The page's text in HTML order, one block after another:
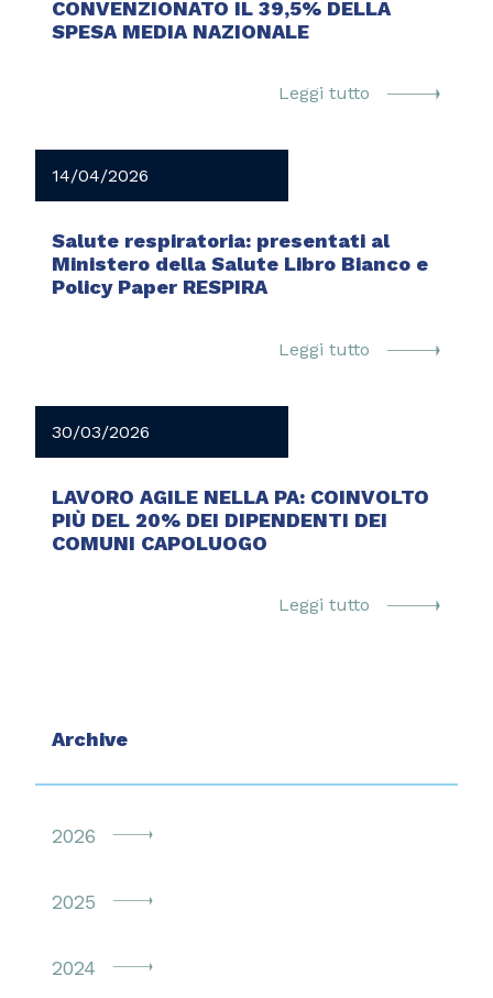
CONVENZIONATO IL 39,5% DELLA
SPESA MEDIA NAZIONALE
Leggi tutto
14/04/2026
Salute respiratoria: presentati al
Ministero della Salute Libro Bianco e
Policy Paper RESPIRA
Leggi tutto
30/03/2026
LAVORO AGILE NELLA PA: COINVOLTO
PIÙ DEL 20% DEI DIPENDENTI DEI
COMUNI CAPOLUOGO
Leggi tutto
Archive
2026
2025
2024